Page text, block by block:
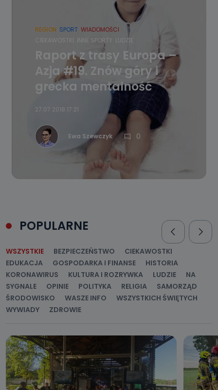
REGION SPORT WIADOMOŚCI
CIEKAWOSTKI INNE SPORTY LUDZIE
Raport z trasy Europa –
Azja #19. Znów góry i
grecka mentalność
27.07.2018 17:21
Ewa Szewczyk 0
POPULARNE
WSZYSTKIE BEZPIECZEŃSTWO
CIEKAWOSTKI
EDUKACJA
GOSPODARKA I FINANSE
HISTORIA
KORONAWIRUS
KULTURA I ROZRYWKA LUDZIE
NA
SYGNALE
OPINIE POLITYKA RELIGIA
SAMORZĄD
ŚRODOWISKO
WASZE INFO
WSZYSTKICH ŚWIĘTYCH
WYWIADY
ZDROWIE